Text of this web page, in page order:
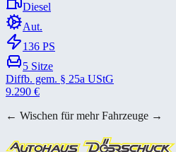
Diesel
Aut.
136 PS
5 Sitze
Diffb. gem. § 25a UStG
9.290 €
← Wischen für mehr Fahrzeuge →